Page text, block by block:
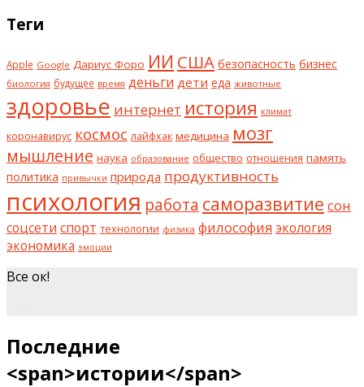
Теги
Apple Google Дариус Форо ИИ США безопасность бизнес
биология будущее время деньги дети еда животные
здоровье интернет история климат
коронавирус космос лайфхак медицина мозг
мышление наука образование общество отношения память
политика привычки природа продуктивность
психология работа саморазвитие сон
соцсети спорт технологии физика философия экология
экономика эмоции
Все ок!
Последние
<span>истории</span>